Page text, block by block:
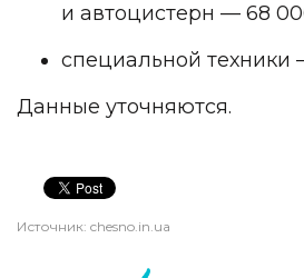
и автоцистерн — 68
специальной техники
Данные уточняются.
Источник: chesno.in.ua